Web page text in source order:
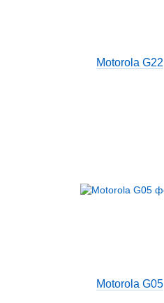
Motorola G22
Motorola G05